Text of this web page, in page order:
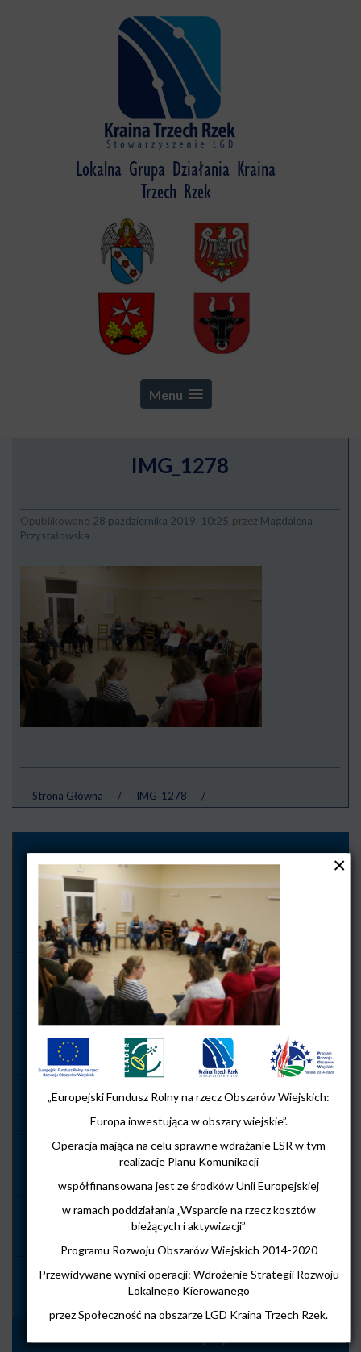
Lokalna Grupa Działania Kraina
Trzech Rzek
Menu
IMG_1278
Opublikowano 28 października 2019, 10:25 przez Magdalena
Przystałowska
Strona Główna / IMG_1278 /
Przystań NGO!
UWAGA!
Smart Village
Ogłoszenie o naborze wniosków na powierzenie grantów w zakresie Przygotowania koncepcji Smart Village z dnia 10 lipca 2026
Posiedzenie Rady LGD Kraina Trzech Rzek
XVI Światowy Zjazd Gośliniaków
„Europejski Fundusz Rolny na rzecz Obszarów Wiejskich:
Europa inwestująca w obszary wiejskie”.
Operacja mająca na celu sprawne wdrażanie LSR w tym
realizacje Planu Komunikacji
współfinansowana jest ze środków Unii Europejskiej
w ramach poddziałania „Wsparcie na rzecz kosztów
bieżących i aktywizacji”
Programu Rozwoju Obszarów Wiejskich 2014-2020
Przewidywane wyniki operacji: Wdrożenie Strategii Rozwoju
Lokalnego Kierowanego
przez Społeczność na obszarze LGD Kraina Trzech Rzek.